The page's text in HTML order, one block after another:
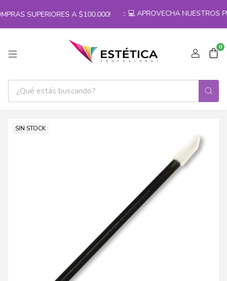
SUPERIORES A $100.000! :: 💻 APROVECHA NUESTROS
0
SIN STOCK